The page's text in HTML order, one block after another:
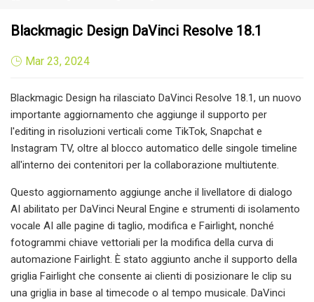
Blackmagic Design DaVinci Resolve 18.1
Mar 23, 2024
Blackmagic Design ha rilasciato DaVinci Resolve 18.1, un nuovo
importante aggiornamento che aggiunge il supporto per
l'editing in risoluzioni verticali come TikTok, Snapchat e
Instagram TV, oltre al blocco automatico delle singole timeline
all'interno dei contenitori per la collaborazione multiutente.
Questo aggiornamento aggiunge anche il livellatore di dialogo
AI abilitato per DaVinci Neural Engine e strumenti di isolamento
vocale AI alle pagine di taglio, modifica e Fairlight, nonché
fotogrammi chiave vettoriali per la modifica della curva di
automazione Fairlight. È stato aggiunto anche il supporto della
griglia Fairlight che consente ai clienti di posizionare le clip su
una griglia in base al timecode o al tempo musicale. DaVinci